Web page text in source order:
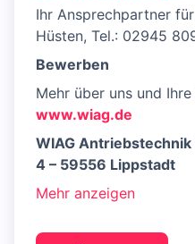
Ihr Ansprechpartner
Hüsten, Tel.: 02945
Bewerben
Mehr über uns und
www.wiag.de
WIAG Antriebstechnik
4 – 59556 Lippstadt
Mehr anzeigen